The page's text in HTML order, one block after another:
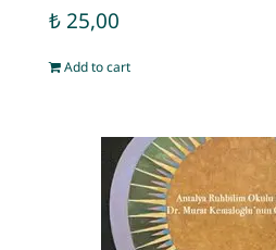
₺25,00
Add to cart